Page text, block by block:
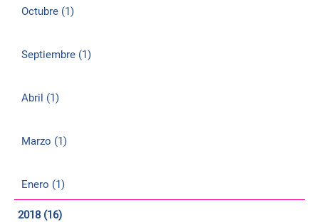
Octubre (1)
Septiembre (1)
Abril (1)
Marzo (1)
Enero (1)
2018 (16)